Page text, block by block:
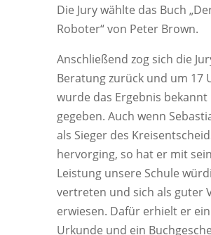
Die Jury wählte das Buch
Roboter“ von Peter Brown.
Anschließend zog sich die
Beratung zurück und um 17
wurde das Ergebnis bekannt
gegeben. Auch wenn
als Sieger des
hervorging, so hat er mit
Leistung unsere Schule
vertreten und sich als guter
erwiesen. Dafür erhielt er
Urkunde und ein